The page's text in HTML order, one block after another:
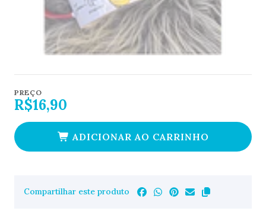
PREÇO
R$16,90
ADICIONAR AO CARRINHO
Compartilhar este produto